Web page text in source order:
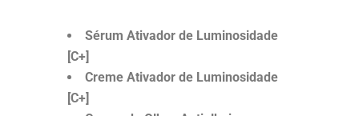
Sérum Ativador de Luminosidade
[C+]
Creme Ativador de Luminosidade
[C+]